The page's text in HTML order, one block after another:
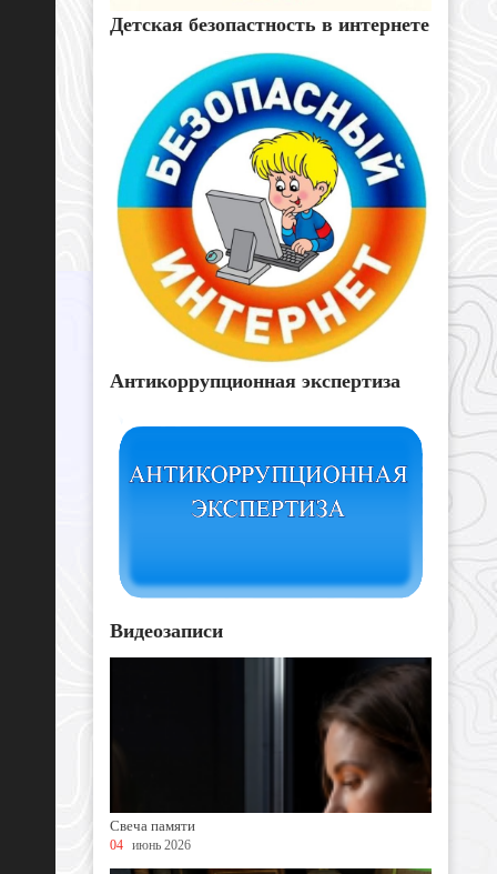
Детская безопастность в интернете
Антикоррупционная экспертиза
Видеозаписи
Свеча памяти
04 июнь 2026